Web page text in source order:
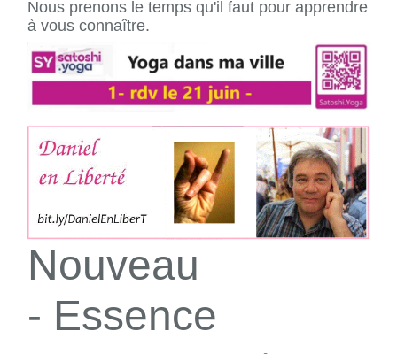
Nous prenons le temps qu'il faut pour apprendre
à vous connaître.
Nouveau
- Essence